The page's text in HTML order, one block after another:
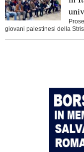
giovani palestinesi della